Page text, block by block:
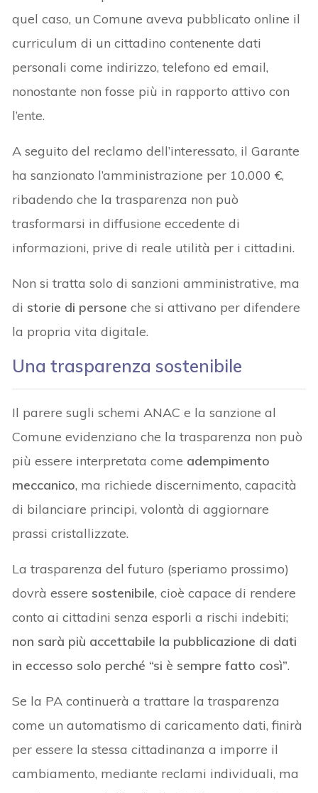
quel caso, un Comune aveva pubblicato online il
curriculum di un cittadino contenente dati
personali come indirizzo, telefono ed email,
nonostante non fosse più in rapporto attivo con
l’ente.
A seguito del reclamo dell’interessato, il Garante
ha sanzionato l’amministrazione per 10.000 €,
ribadendo che la trasparenza non può
trasformarsi in diffusione eccedente di
informazioni, prive di reale utilità per i cittadini.
Non si tratta solo di sanzioni amministrative, ma
di storie di persone che si attivano per difendere
la propria vita digitale.
Una trasparenza sostenibile
Il parere sugli schemi ANAC e la sanzione al
Comune evidenziano che la trasparenza non può
più essere interpretata come adempimento
meccanico, ma richiede discernimento, capacità
di bilanciare principi, volontà di aggiornare
prassi cristallizzate.
La trasparenza del futuro (speriamo prossimo)
dovrà essere sostenibile, cioè capace di rendere
conto ai cittadini senza esporli a rischi indebiti;
non sarà più accettabile la pubblicazione di dati
in eccesso solo perché “si è sempre fatto così”.
Se la PA continuerà a trattare la trasparenza
come un automatismo di caricamento dati, finirà
per essere la stessa cittadinanza a imporre il
cambiamento, mediante reclami individuali, ma